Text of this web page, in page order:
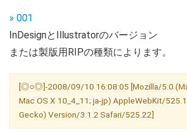
» 001
InDesignとIllustratorのバージョン
または製版用RIPの種類によります。
[◎○◎]-2008/09/10 16:08:05 [Mozilla/5.0
Mac OS X 10_4_11; ja-jp) AppleWebKit/
Gecko) Version/3.1.2 Safari/525.22]